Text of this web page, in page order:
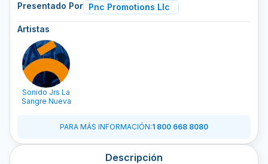
Presentado Por Pnc Promotions Llc
Artistas
Sonido Jrs La
Sangre Nueva
PARA MÁS INFORMACIÓN:1 800 668 8080
Descripción